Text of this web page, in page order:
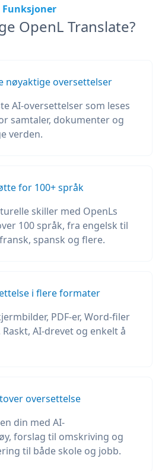
Funksjoner
OpenL Translate?
nøyaktige oversettelser
AI-oversettelser som leses
samtaler, dokumenter og
verden.
for 100+ språk
skiller med OpenLs
100 språk, fra engelsk til
spansk og flere.
i flere formater
PDF-er, Word-filer
AI-drevet og enkelt å
oversettelse
din med AI-
forslag til omskriving og
til både skole og jobb.